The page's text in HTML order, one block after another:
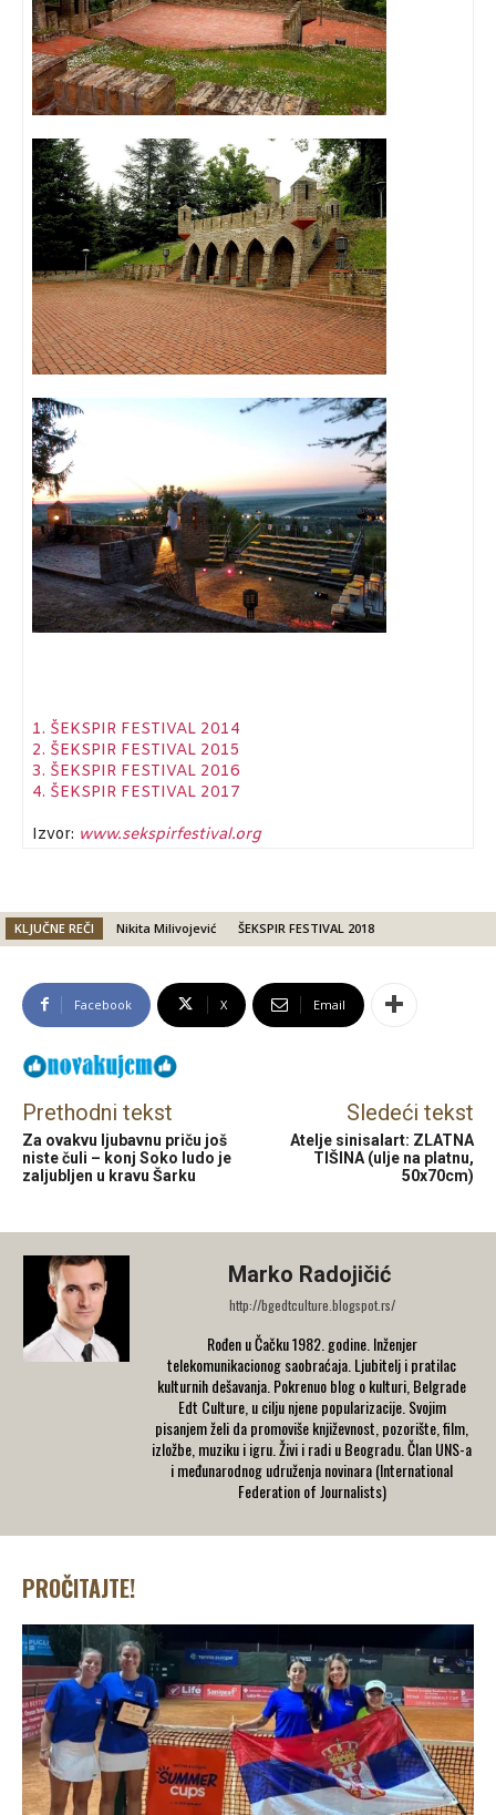
1. ŠEKSPIR FESTIVAL 2014
2. ŠEKSPIR FESTIVAL 2015
3. ŠEKSPIR FESTIVAL 2016
4. ŠEKSPIR FESTIVAL 2017
Izvor: www.sekspirfestival.org
KLJUČNE REČI Nikita Milivojević ŠEKSPIR FESTIVAL 2018
Facebook X Email
Prethodni tekst
Za ovakvu ljubavnu priču još
niste čuli – konj Soko ludo je
zaljubljen u kravu Šarku
Sledeći tekst
Atelje sinisalart: ZLATNA
TIŠINA (ulje na platnu,
50x70cm)
Marko Radojičić
http://bgedtculture.blogspot.rs/
Rođen u Čačku 1982. godine. Inženjer
telekomunikacionog saobraćaja. Ljubitelj i pratilac
kulturnih dešavanja. Pokrenuo blog o kulturi, Belgrade
Edt Culture, u cilju njene popularizacije. Svojim
pisanjem želi da promoviše književnost, pozorište, film,
izložbe, muziku i igru. Živi i radi u Beogradu. Član UNS-a
i međunarodnog udruženja novinara (International
Federation of Journalists)
PROČITAJTE!